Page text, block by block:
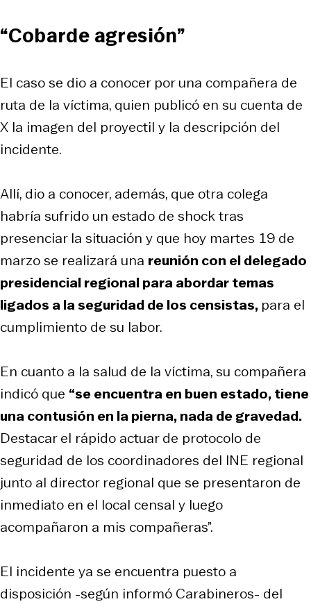
“Cobarde agresión”
El caso se dio a conocer por una compañera de
ruta de la víctima, quien publicó en su cuenta de
X la imagen del proyectil y la descripción del
incidente.
Allí, dio a conocer, además, que otra colega
habría sufrido un estado de shock tras
presenciar la situación y que hoy martes 19 de
marzo se realizará una reunión con el delegado
presidencial regional para abordar temas
ligados a la seguridad de los censistas, para el
cumplimiento de su labor.
En cuanto a la salud de la víctima, su compañera
indicó que “se encuentra en buen estado, tiene
una contusión en la pierna, nada de gravedad.
Destacar el rápido actuar de protocolo de
seguridad de los coordinadores del INE regional
junto al director regional que se presentaron de
inmediato en el local censal y luego
acompañaron a mis compañeras”.
El incidente ya se encuentra puesto a
disposición -según informó Carabineros- del